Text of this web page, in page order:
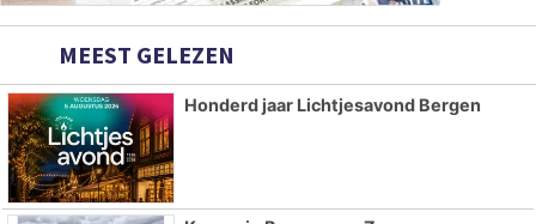
MEEST GELEZEN
Honderd jaar Lichtjesavond Bergen